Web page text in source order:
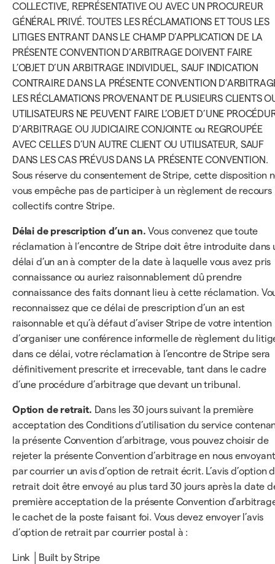
COLLECTIVE, REPRÉSENTATIVE OU AVEC UN PROCUREUR
GÉNÉRAL PRIVÉ. TOUTES LES RÉCLAMATIONS ET TOUS LES
LITIGES ENTRANT DANS LE CHAMP D’APPLICATION DE LA
PRÉSENTE CONVENTION D’ARBITRAGE DOIVENT FAIRE
L’OBJET D’UN ARBITRAGE INDIVIDUEL, SAUF INDICATION
CONTRAIRE DANS LA PRÉSENTE CONVENTION
LES RÉCLAMATIONS PROVENANT DE PLUSIEURS CLIENTS
UTILISATEURS NE PEUVENT FAIRE L’OBJET D’UNE
D’ARBITRAGE OU JUDICIAIRE CONJOINTE ou REGROUPÉE
AVEC CELLES D’UN AUTRE CLIENT OU UTILISATEUR, SAUF
DANS LES CAS PRÉVUS DANS LA PRÉSENTE CONVENTION.
Sous réserve du consentement de Stripe, cette disposition
vous empêche pas de participer à un règlement de recours
collectifs contre Stripe.
Délai de prescription d’un an. Vous convenez que toute
réclamation à l’encontre de Stripe doit être introduite dans
délai d’un an à compter de la date à laquelle vous avez pris
connaissance ou auriez raisonnablement dû prendre
connaissance des faits donnant lieu à cette réclamation.
reconnaissez que ce délai de prescription d’un an est
raisonnable et qu’à défaut d’aviser Stripe de votre intention
d’organiser une conférence informelle de règlement du
dans ce délai, votre réclamation à l’encontre de Stripe sera
définitivement prescrite et irrecevable, tant dans le cadre
d’une procédure d’arbitrage que devant un tribunal.
Option de retrait. Dans les 30 jours suivant la première
acceptation des Conditions d’utilisation du service
la présente Convention d’arbitrage, vous pouvez choisir de
rejeter la présente Convention d’arbitrage en nous envoyant
par courrier un avis d’option de retrait écrit. L’avis d’option
retrait doit être envoyé au plus tard 30 jours après la date
première acceptation de la présente Convention
le cachet de la poste faisant foi. Vous devez envoyer l’avis
d’option de retrait par courrier postal à :
Link │Built by Stripe